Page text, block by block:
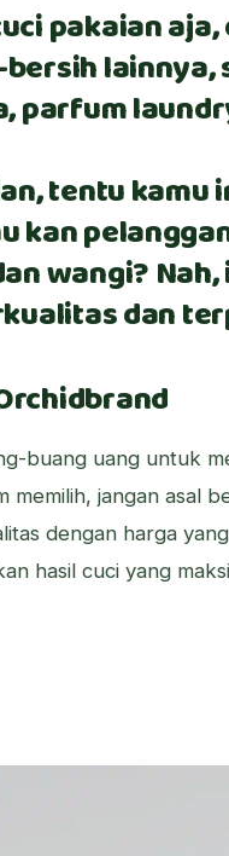
pakaian
parfum
tentu
kan
wangi?
dan
buang uang untuk
memilih, jangan asal
dengan harga
hasil cuci yang